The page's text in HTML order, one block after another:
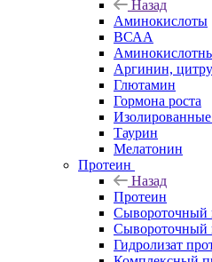
Назад
Аминокислоты
ВСАА
Аргинин,
Глютамин
Гормона роста
Таурин
Мелатонин
Протеин
Назад
Протеин
Сывороточный
Сывороточный
Гидролизат